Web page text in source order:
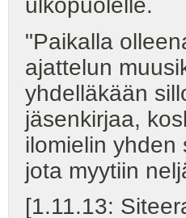
ulkopuolelle.
"Paikalla
ajattelun
yhdelläkään
jäsenkirjaa,
ilomielin yhden
jota myytiin
[1.11.13: